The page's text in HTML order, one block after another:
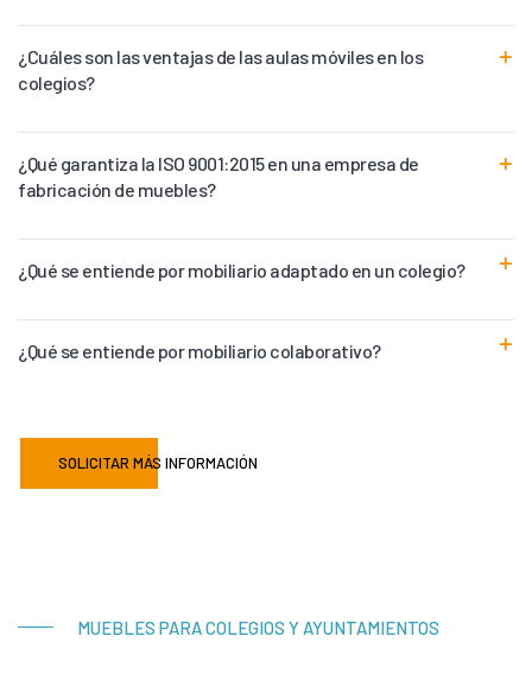
¿Cuáles son las ventajas de las aulas móviles en los
colegios?
¿Qué garantiza la ISO 9001:2015 en una empresa de
fabricación de muebles?
¿Qué se entiende por mobiliario adaptado en un colegio?
¿Qué se entiende por mobiliario colaborativo?
SOLICITAR MÁS INFORMACIÓN
MUEBLES PARA COLEGIOS Y AYUNTAMIENTOS